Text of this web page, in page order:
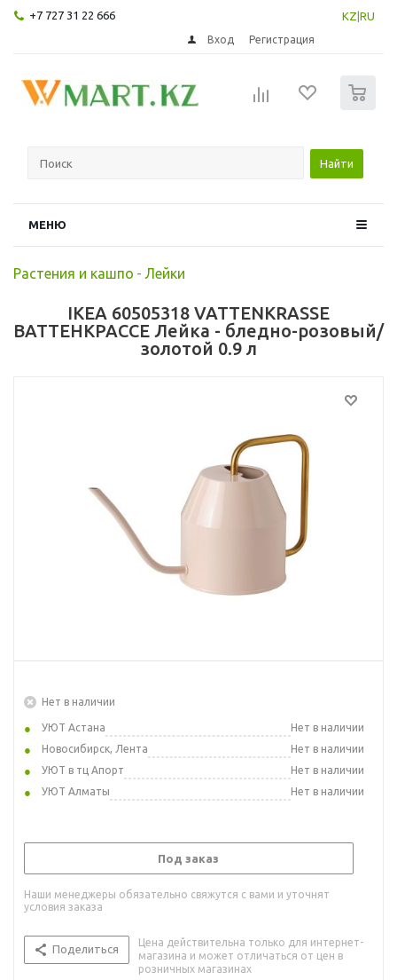
+7 727 31 22 666 KZ RU
Вход Регистрация
Найти
МЕНЮ
Растения и кашпо - Лейки
IKEA 60505318 VATTENKRASSE
ВАТТЕНКРАССЕ Лейка - бледно-розовый/
золотой 0.9 л
Нет в наличии
УЮТ Астана
Нет в наличии
Новосибирск, Лента
Нет в наличии
УЮТ в тц Апорт
Нет в наличии
УЮТ Алматы
Нет в наличии
Под заказ
Наши менеджеры обязательно свяжутся с вами и уточнят
условия заказа
Поделиться
Цена действительна только для интернет-
магазина и может отличаться от цен в
розничных магазинах